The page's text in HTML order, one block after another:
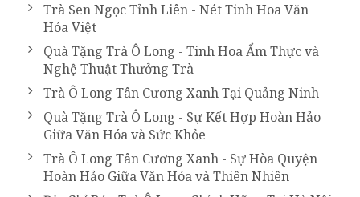
Trà Sen Ngọc Tỉnh Liên - Nét Tinh Hoa Văn
Hóa Việt
Quà Tặng Trà Ô Long - Tinh Hoa Ẩm Thực và
Nghệ Thuật Thưởng Trà
Trà Ô Long Tân Cương Xanh Tại Quảng Ninh
Quà Tặng Trà Ô Long - Sự Kết Hợp Hoàn Hảo
Giữa Văn Hóa và Sức Khỏe
Trà Ô Long Tân Cương Xanh - Sự Hòa Quyện
Hoàn Hảo Giữa Văn Hóa và Thiên Nhiên